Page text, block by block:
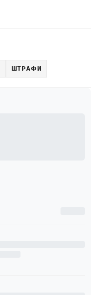
ШТРАФИ